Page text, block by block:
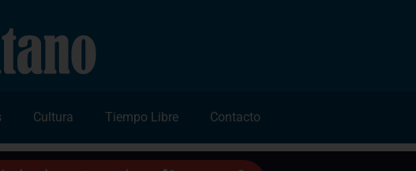
Cultura Tiempo Libre Contacto